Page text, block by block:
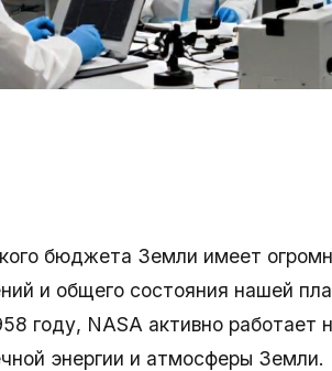
бюджета Земли имеет
и общего состояния нашей
году, NASA активно
энергии и атмосферы